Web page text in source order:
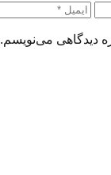
دیدگاهی می‌نویسم.